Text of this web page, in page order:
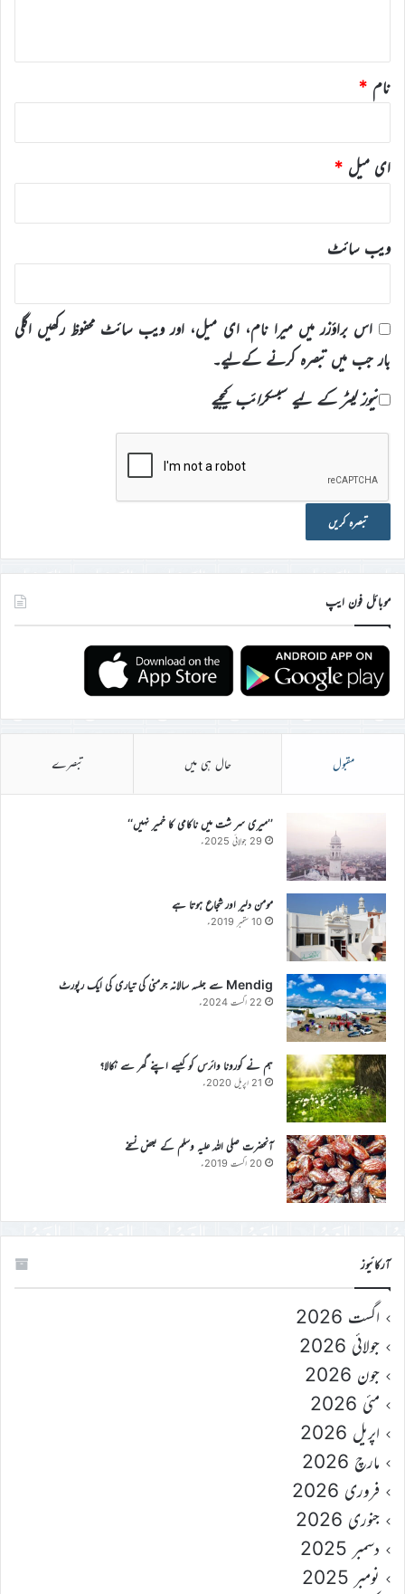
نام *
ای میل *
ویب‌ سائٹ
اس براؤزر میں میرا نام، ای میل، اور ویب سائٹ محفوظ رکھیں اگلی
بار جب میں تبصرہ کرنے کےلیے۔
نیوز لیٹر کے لیے سبسکرائب کیجیے
موبائل فون ایپ
مقبول حال ہی میں تبصرے
’’میری سر شت میں ناکامی کا خمیر نہیں‘‘
29 جولائی 2025ء
مومن دلیر اور شجاع ہوتا ہے
10 ستمبر 2019ء
Mendig سے جلسہ سالانہ جرمنی کی تیاری کی ایک رپورٹ
22 اگست 2024ء
ہم نے کورونا وائرس کو کیسے اپنے گھر سے نکالا؟
21 اپریل 2020ء
آنحضرت صلی اللہ علیہ وسلم کے بعض نسخے
20 اگست 2019ء
آرکائیوز
اگست 2026
جولائی 2026
جون 2026
مئی 2026
اپریل 2026
مارچ 2026
فروری 2026
جنوری 2026
دسمبر 2025
نومبر 2025